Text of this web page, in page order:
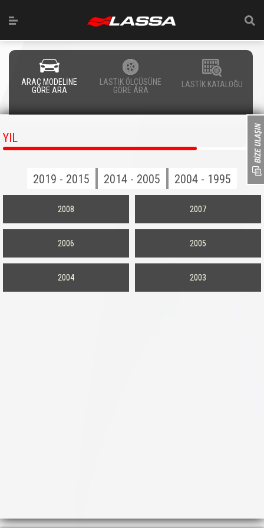
ARAÇ MODELİNE
GÖRE ARA
LASTİK ÖLÇÜSÜNE
GÖRE ARA
LASTİK KATALOĞU
YIL
2019 - 2015 2014 - 2005 2004 - 1995
2008 2007
2006 2005
2004 2003